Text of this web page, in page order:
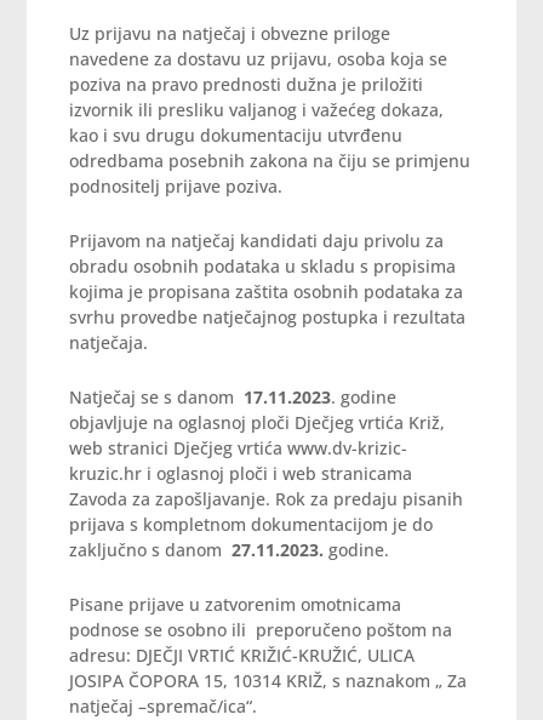
Uz prijavu na natječaj i obvezne priloge
navedene za dostavu uz prijavu, osoba koja se
poziva na pravo prednosti dužna je priložiti
izvornik ili presliku valjanog i važećeg dokaza,
kao i svu drugu dokumentaciju utvrđenu
odredbama posebnih zakona na čiju se primjenu
podnositelj prijave poziva.
Prijavom na natječaj kandidati daju privolu za
obradu osobnih podataka u skladu s propisima
kojima je propisana zaštita osobnih podataka za
svrhu provedbe natječajnog postupka i rezultata
natječaja.
Natječaj se s danom 17.11.2023. godine
objavljuje na oglasnoj ploči Dječjeg vrtića Križ,
web stranici Dječjeg vrtića www.dv-krizic-
kruzic.hr i oglasnoj ploči i web stranicama
Zavoda za zapošljavanje. Rok za predaju pisanih
prijava s kompletnom dokumentacijom je do
zaključno s danom27.11.2023. godine.
Pisane prijave u zatvorenim omotnicama
podnose se osobno ili preporučeno poštom na
adresu: DJEČJI VRTIĆ KRIŽIĆ-KRUŽIĆ, ULICA
JOSIPA ČOPORA 15, 10314 KRIŽ, s naznakom „ Za
natječaj –spremač/ica“.